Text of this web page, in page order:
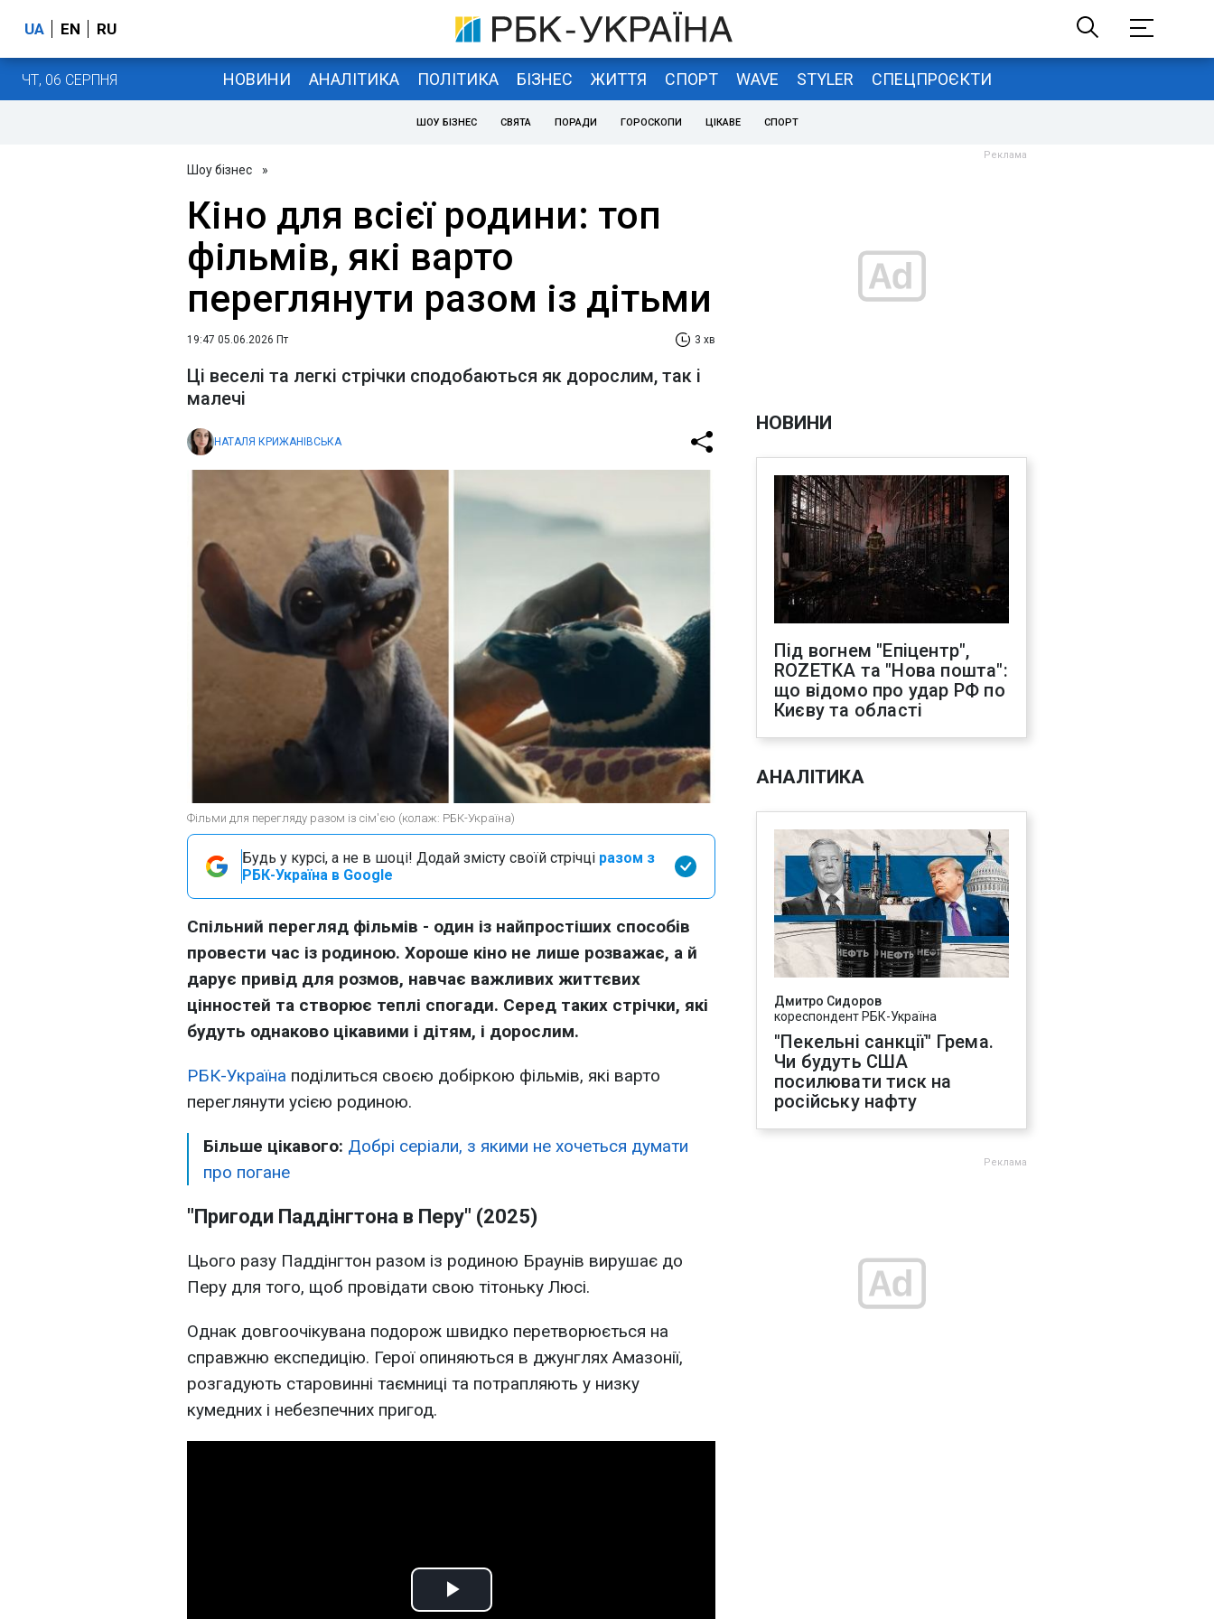
UA EN RU
ЧТ, 06 СЕРПНЯ НОВИНИ АНАЛІТИКА ПОЛІТИКА БІЗНЕС ЖИТТЯ СПОРТ WAVE STYLER СПЕЦПРОЄКТИ
ШОУ БІЗНЕС СВЯТА ПОРАДИ ГОРОСКОПИ ЦІКАВЕ СПОРТ
Шоу бізнес »
Кіно для всієї родини: топ
фільмів, які варто
переглянути разом із дітьми
19:47 05.06.2026 Пт 3 хв
Ці веселі та легкі стрічки сподобаються як дорослим, так і
малечі
НАТАЛЯ КРИЖАНІВСЬКА
Фільми для перегляду разом із сім'єю (колаж: РБК-Україна)
Будь у курсі, а не в шоці! Додай змісту своїй стрічці разом з
РБК-Україна в Google
Спільний перегляд фільмів - один із найпростіших способів
провести час із родиною. Хороше кіно не лише розважає, а й
дарує привід для розмов, навчає важливих життєвих
цінностей та створює теплі спогади. Серед таких стрічки, які
будуть однаково цікавими і дітям, і дорослим.
РБК-Україна поділиться своєю добіркою фільмів, які варто
переглянути усією родиною.
Більше цікавого: Добрі серіали, з якими не хочеться думати
про погане
"Пригоди Паддінгтона в Перу" (2025)
Цього разу Паддінгтон разом із родиною Браунів вирушає до
Перу для того, щоб провідати свою тітоньку Люсі.
Однак довгоочікувана подорож швидко перетворюється на
справжню експедицію. Герої опиняються в джунглях Амазонії,
розгадують старовинні таємниці та потрапляють у низку
кумедних і небезпечних пригод.
Play
НОВИНИ
Під вогнем "Епіцентр",
ROZETKA та "Нова пошта":
що відомо про удар РФ по
Києву та області
АНАЛІТИКА
Дмитро Сидоров
кореспондент РБК-Україна
"Пекельні санкції" Грема.
Чи будуть США
посилювати тиск на
російську нафту